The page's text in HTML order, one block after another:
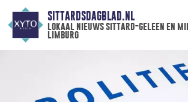
SITTARDSDAGBLAD.NL
lokaal nieuws sittard-geleen en
limburg